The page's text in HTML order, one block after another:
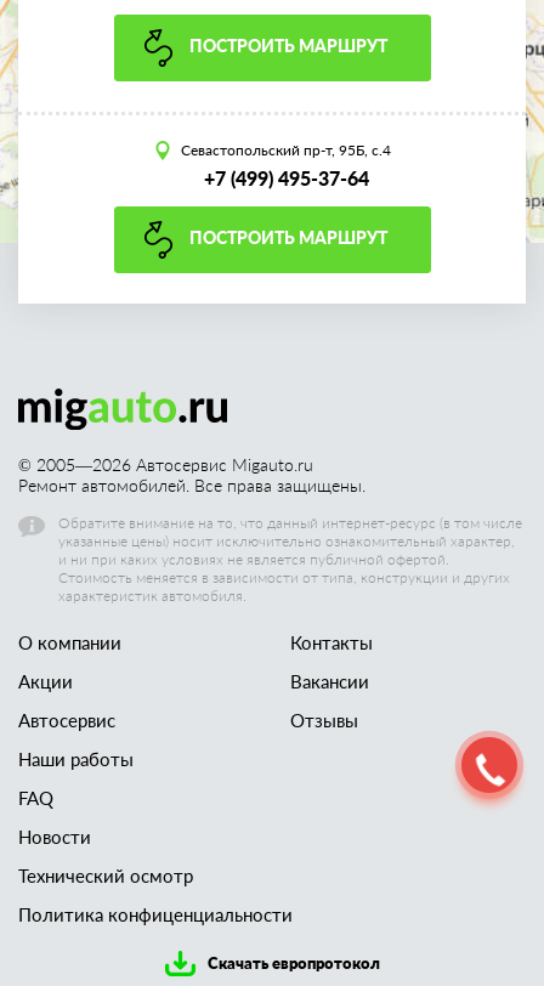
ПОСТРОИТЬ МАРШРУТ
Севастопольский пр-т, 95Б, с.4
+7 (499) 495-37-64
ПОСТРОИТЬ МАРШРУТ
© 2005—2026 Автосервис Migauto.ru
Ремонт автомобилей. Все права защищены.
Обратите внимание на то, что данный интернет-ресурс (в том числе
указанные цены) носит исключительно ознакомительный характер,
и ни при каких условиях не является публичной офертой.
Стоимость меняется в зависимости от типа, конструкции и других
характеристик автомобиля.
О компании
Акции
Автосервис
Наши работы
Контакты
Вакансии
Отзывы
FAQ
Новости
Технический осмотр
Политика конфиценциальности
Скачать европротокол